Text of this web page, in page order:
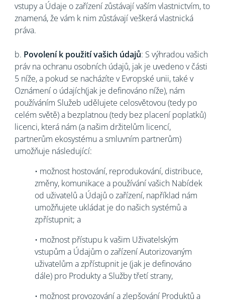
vstupy a Údaje o zařízení zůstávají vaším vlastnictvím, to
znamená, že vám k nim zůstávají veškerá vlastnická
práva.
b. Povolení k použití vašich údajů: S výhradou vašich
práv na ochranu osobních údajů, jak je uvedeno v části
5 níže, a pokud se nacházíte v Evropské unii, také v
Oznámení o údajích(jak je definováno níže), nám
používáním Služeb udělujete celosvětovou (tedy po
celém světě) a bezplatnou (tedy bez placení poplatků)
licenci, která nám (a našim držitelům licencí,
partnerům ekosystému a smluvním partnerům)
umožňuje následující:
• možnost hostování, reprodukování, distribuce,
změny, komunikace a používání vašich Nabídek
od uživatelů a Údajů o zařízení, například nám
umožňujete ukládat je do našich systémů a
zpřístupnit; a
• možnost přístupu k vašim Uživatelským
vstupům a Údajům o zařízení Autorizovaným
uživatelům a zpřístupnit je (jak je definováno
dále) pro Produkty a Služby třetí strany,
• možnost provozování a zlepšování Produktů a